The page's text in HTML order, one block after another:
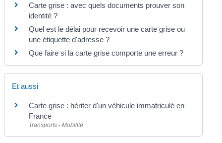
Carte grise : avec quels documents prouver son
identité ?
Quel est le délai pour recevoir une carte grise ou
une étiquette d'adresse ?
Que faire si la carte grise comporte une erreur ?
Et aussi
Carte grise : hériter d'un véhicule immatriculé en
France
Transports - Mobilité